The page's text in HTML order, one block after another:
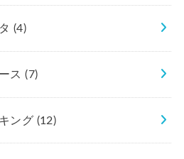
(4)
ス(7)
ング (12)